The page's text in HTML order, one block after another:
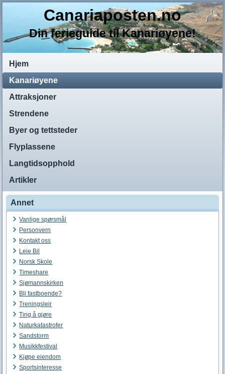
Canariaposten.no
Din ferieguide til Kanariøyene!
Hjem
Kanariøyene
Attraksjoner
Strendene
Byer og tettsteder
Flyplassene
Langtidsopphold
Artikler
Annet
Vanlige spørsmål
Personvern
Kontakt oss
Leie Bil
Norsk Skole
Timeshare
Sjømannskirken
Bli fastboende?
Treningsleir
Ting å gjøre
Naturkatastrofer
Sandstorm
Musikkfestival
Kjøpe eiendom
Sportsinteresse